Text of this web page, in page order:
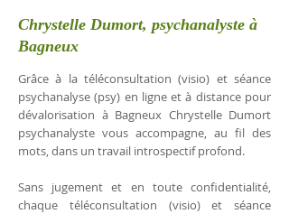
Chrystelle Dumort, psychanalyste à
Bagneux
Grâce à la téléconsultation (visio) et séance
psychanalyse (psy) en ligne et à distance pour
dévalorisation à Bagneux Chrystelle Dumort
psychanalyste vous accompagne, au fil des
mots, dans un travail introspectif profond.
Sans jugement et en toute confidentialité,
chaque téléconsultation (visio) et séance